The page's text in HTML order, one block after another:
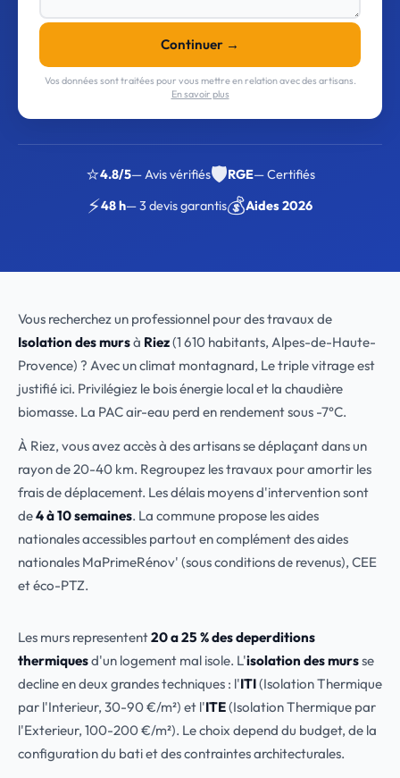
Continuer →
Vos données sont traitées pour vous mettre en relation avec des artisans.
En savoir plus
⭐4.8/5— Avis vérifiés🛡️RGE— Certifiés
⚡48 h— 3 devis garantis💰Aides 2026
Vous recherchez un professionnel pour des travaux de
Isolation des mursà Riez(1 610 habitants, Alpes-de-Haute-
Provence) ? Avec un climat montagnard, Le triple vitrage est
justifié ici. Privilégiez le bois énergie local et la chaudière
biomasse. La PAC air-eau perd en rendement sous -7°C.
À Riez, vous avez accès à des artisans se déplaçant dans un
rayon de 20-40 km. Regroupez les travaux pour amortir les
frais de déplacement. Les délais moyens d'intervention sont
de4 à 10 semaines. La commune propose les aides
nationales accessibles partout en complément des aides
nationales MaPrimeRénov' (sous conditions de revenus), CEE
et éco-PTZ.
Les murs representent20 a 25 % des deperditions
thermiquesd'un logement mal isole. L'isolation des mursse
decline en deux grandes techniques : l'ITI(Isolation Thermique
par l'Interieur, 30-90 €/m²) et l'ITE(Isolation Thermique par
l'Exterieur, 100-200 €/m²). Le choix depend du budget, de la
configuration du bati et des contraintes architecturales.